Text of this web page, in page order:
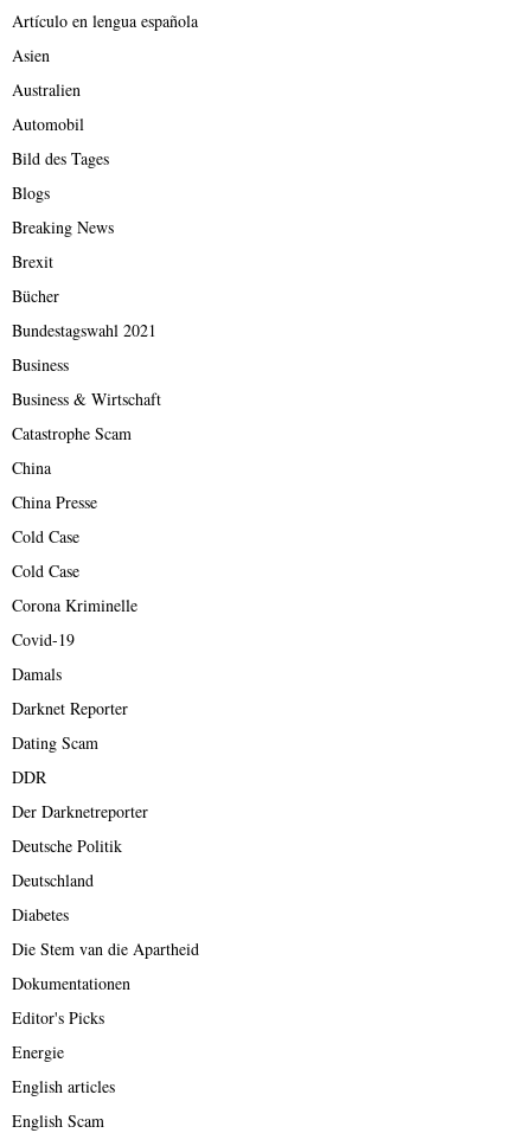
Artículo en lengua española
Asien
Australien
Automobil
Bild des Tages
Blogs
Breaking News
Brexit
Bücher
Bundestagswahl 2021
Business
Business & Wirtschaft
Catastrophe Scam
China
China Presse
Cold Case
Cold Case
Corona Kriminelle
Covid-19
Damals
Darknet Reporter
Dating Scam
DDR
Der Darknetreporter
Deutsche Politik
Deutschland
Diabetes
Die Stem van die Apartheid
Dokumentationen
Editor's Picks
Energie
English articles
English Scam